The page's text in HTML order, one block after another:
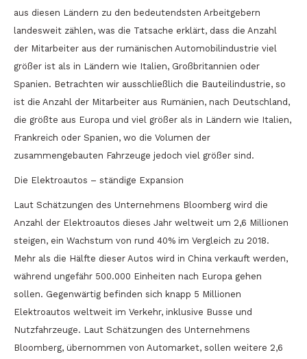
aus diesen Ländern zu den bedeutendsten Arbeitgebern
landesweit zählen, was die Tatsache erklärt, dass die Anzahl
der Mitarbeiter aus der rumänischen Automobilindustrie viel
größer ist als in Ländern wie Italien, Großbritannien oder
Spanien. Betrachten wir ausschließlich die Bauteilindustrie, so
ist die Anzahl der Mitarbeiter aus Rumänien, nach Deutschland,
die größte aus Europa und viel größer als in Ländern wie Italien,
Frankreich oder Spanien, wo die Volumen der
zusammengebauten Fahrzeuge jedoch viel größer sind.
Die Elektroautos – ständige Expansion
Laut Schätzungen des Unternehmens Bloomberg wird die
Anzahl der Elektroautos dieses Jahr weltweit um 2,6 Millionen
steigen, ein Wachstum von rund 40% im Vergleich zu 2018.
Mehr als die Hälfte dieser Autos wird in China verkauft werden,
während ungefähr 500.000 Einheiten nach Europa gehen
sollen. Gegenwärtig befinden sich knapp 5 Millionen
Elektroautos weltweit im Verkehr, inklusive Busse und
Nutzfahrzeuge. Laut Schätzungen des Unternehmens
Bloomberg, übernommen von Automarket, sollen weitere 2,6